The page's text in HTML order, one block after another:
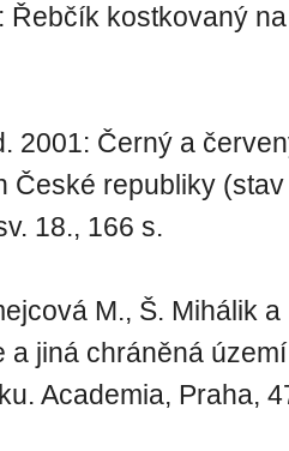
Řebčík kostkovaný
2001: Černý a
České republiky
18., 166 s.
M., Š. Mihálik
a jiná chráněná
Academia, Praha,